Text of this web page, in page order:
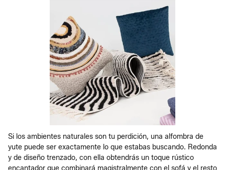
Si los ambientes naturales son tu perdición, una alfombra de
yute puede ser exactamente lo que estabas buscando. Redonda
y de diseño trenzado, con ella obtendrás un toque rústico
encantador que combinará magistralmente con el sofá y el resto